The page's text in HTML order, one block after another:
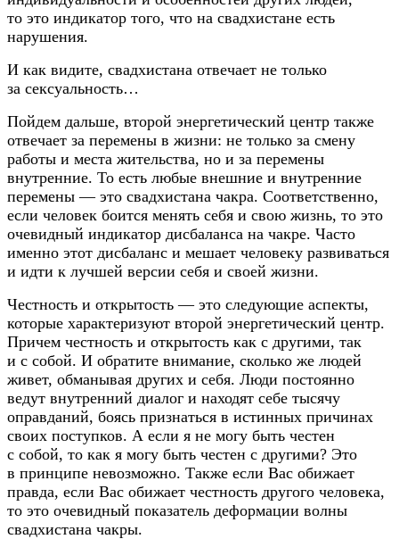
то это индикатор того, что на свадхистане есть
нарушения.
И как видите, свадхистана отвечает не только
за сексуальность…
Пойдем дальше, второй энергетический центр также
отвечает за перемены в жизни: не только за смену
работы и места жительства, но и за перемены
внутренние. То есть любые внешние и внутренние
перемены — это свадхистана чакра. Соответственно,
если человек боится менять себя и свою жизнь, то это
очевидный индикатор дисбаланса на чакре. Часто
именно этот дисбаланс и мешает человеку развиваться
и идти к лучшей версии себя и своей жизни.
Честность и открытость — это следующие аспекты,
которые характеризуют второй энергетический центр.
Причем честность и открытость как с другими, так
и с собой. И обратите внимание, сколько же людей
живет, обманывая других и себя. Люди постоянно
ведут внутренний диалог и находят себе тысячу
оправданий, боясь признаться в истинных причинах
своих поступков. А если я не могу быть честен
с собой, то как я могу быть честен с другими? Это
в принципе невозможно. Также если Вас обижает
правда, если Вас обижает честность другого человека,
то это очевидный показатель деформации волны
свадхистана чакры.